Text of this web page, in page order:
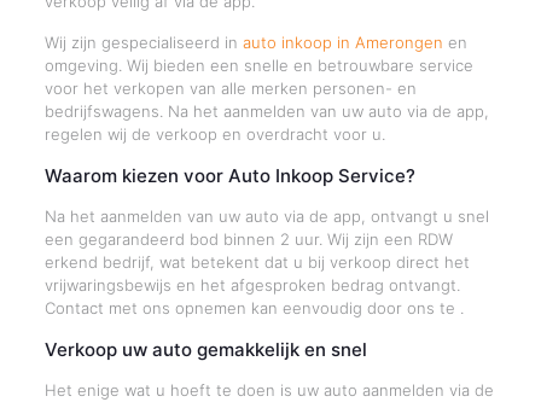
Wij zijn gespecialiseerd in auto inkoop in Amerongen en
omgeving. Wij bieden een snelle en betrouwbare service
voor het verkopen van alle merken personen- en
bedrijfswagens. Na het aanmelden van uw auto via de app,
regelen wij de verkoop en overdracht voor u.
Waarom kiezen voor Auto Inkoop Service?
Na het aanmelden van uw auto via de app, ontvangt u snel
een gegarandeerd bod binnen 2 uur. Wij zijn een RDW
erkend bedrijf, wat betekent dat u bij verkoop direct het
vrijwaringsbewijs en het afgesproken bedrag ontvangt.
Contact met ons opnemen kan eenvoudig door ons te .
Verkoop uw auto gemakkelijk en snel
Het enige wat u hoeft te doen is uw auto aanmelden via de